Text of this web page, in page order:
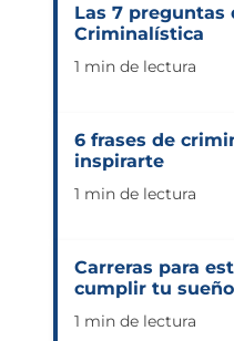
Las 7 preguntas
Criminalística
1 min de lectura
6 frases de
inspirarte
1 min de lectura
Carreras para
cumplir tu sueño
1 min de lectura